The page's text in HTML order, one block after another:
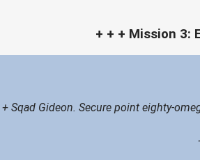
+ + + Mission 3:
+ Sqad Gideon. Secure point eighty-